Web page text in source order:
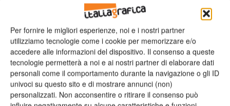
Per fornire le migliori esperienze, noi e i nostri partner
utilizziamo tecnologie come i cookie per memorizzare e/o
accedere alle informazioni del dispositivo. Il consenso a queste
tecnologie permetterà a noi e ai nostri partner di elaborare dati
personali come il comportamento durante la navigazione o gli ID
univoci su questo sito e di mostrare annunci (non)
personalizzati. Non acconsentire o ritirare il consenso può
Leggi la rivista